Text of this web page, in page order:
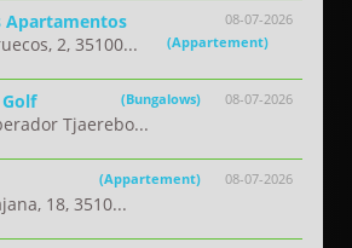
08-07-2026
Apartamentos
(Appartement)
2, 35100...
08-07-2026
Golf (Bungalows)
Tjaerebo...
08-07-2026
(Appartement)
18, 3510...